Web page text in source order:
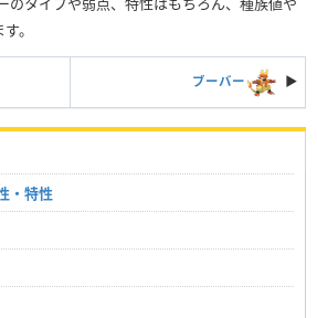
。
ブーバー ▶︎
・特性